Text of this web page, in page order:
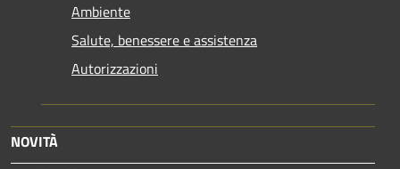
Ambiente
Salute, benessere e assistenza
Autorizzazioni
NOVITÀ